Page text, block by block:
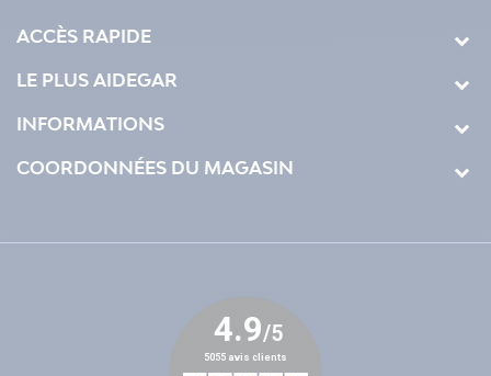
ACCÈS RAPIDE
LE PLUS AIDEGAR
INFORMATIONS
COORDONNÉES DU MAGASIN